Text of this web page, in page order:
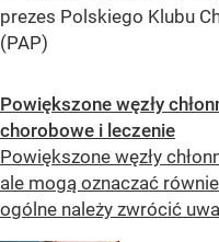
prezes Polskiego Klubu
(PAP)
Powiększone węzły
chorobowe i leczenie
Powiększone węzły
ale mogą oznaczać
ogólne należy zwrócić